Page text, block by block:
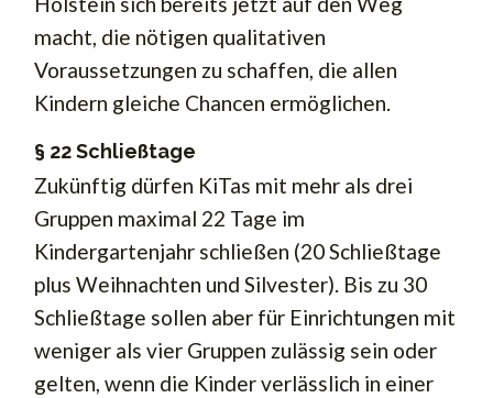
macht, die nötigen qualitativen
Voraussetzungen zu schaffen, die allen
Kindern gleiche Chancen ermöglichen.
§ 22 Schließtage
Zukünftig dürfen KiTas mit mehr als drei
Gruppen maximal 22 Tage im
Kindergartenjahr schließen (20 Schließtage
plus Weihnachten und Silvester). Bis zu 30
Schließtage sollen aber für Einrichtungen mit
weniger als vier Gruppen zulässig sein oder
gelten, wenn die Kinder verlässlich in einer